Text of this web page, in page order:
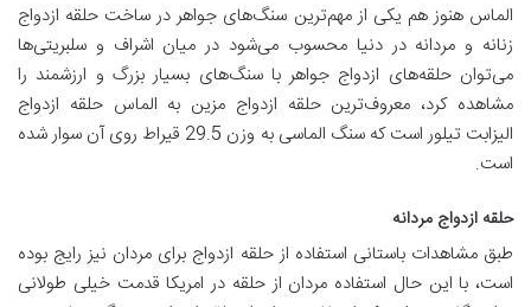
الماس هنوز هم یکی از مهم‌ترین سنگ‌های جواهر در ساخت حلقه ازدواج
زنانه و مردانه در دنیا محسوب می‌شود در میان اشراف و سلبریتی‌ها
می‌توان حلقه‌های ازدواج جواهر با سنگ‌های بسیار بزرگ و ارزشمند را
مشاهده کرد، معروف‌ترین حلقه ازدواج مزین به الماس حلقه ازدواج
الیزابت تیلور است که سنگ الماسی به وزن 29.5 قیراط روی آن سوار شده
است.
حلقه ازدواج مردانه
طبق مشاهدات باستانی استفاده از حلقه ازدواج برای مردان نیز رایج بوده
است، با این حال استفاده مردان از حلقه در امریکا قدمت خیلی طولانی